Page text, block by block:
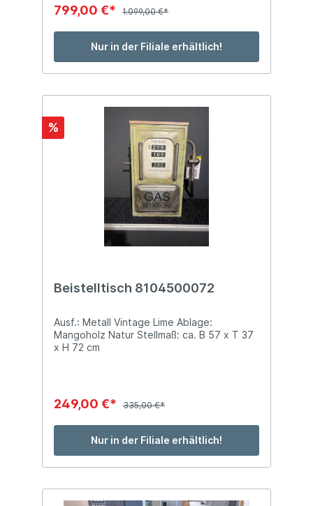
799,00 €* 1.099,00 €*
Nur in der Filiale erhältlich!
%
Beistelltisch 8104500072
Ausf.: Metall Vintage Lime Ablage:
Mangoholz Natur Stellmaß: ca. B 57 x T 37
x H 72 cm
249,00 €* 335,00 €*
Nur in der Filiale erhältlich!